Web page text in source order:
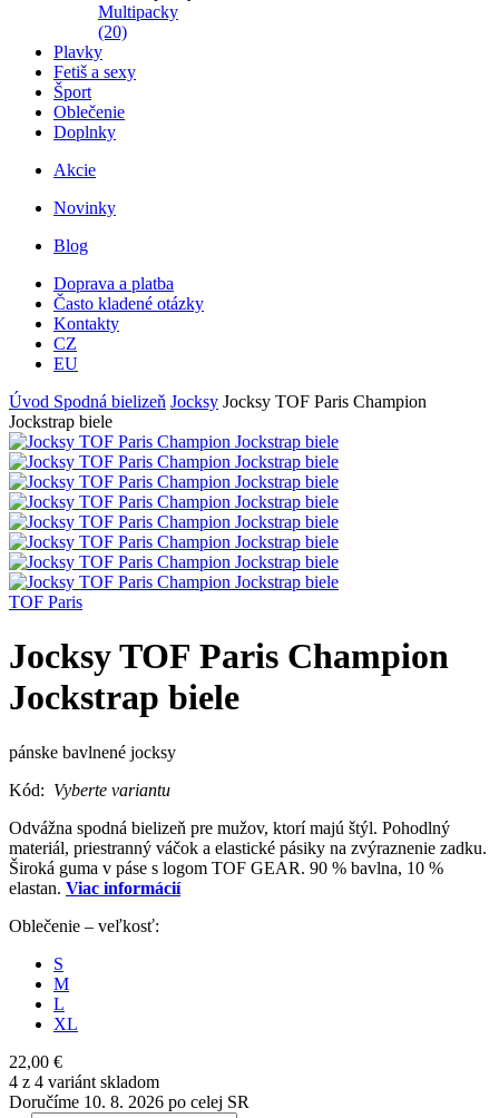
Multipacky
(20)
Plavky
Fetiš a sexy
Šport
Oblečenie
Doplnky
Akcie
Novinky
Blog
Doprava a platba
Často kladené otázky
Kontakty
CZ
EU
Úvod Spodná bielizeň Jocksy Jocksy TOF Paris Champion
Jockstrap biele
TOF Paris
Jocksy TOF Paris Champion
Jockstrap biele
pánske bavlnené jocksy
Kód: Vyberte variantu
Odvážna spodná bielizeň pre mužov, ktorí majú štýl. Pohodlný
materiál, priestranný váčok a elastické pásiky na zvýraznenie zadku.
Široká guma v páse s logom TOF GEAR. 90 % bavlna, 10 %
elastan. Viac informácií
Oblečenie – veľkosť:
S
M
L
XL
22,00 €
4 z 4 variánt skladom
Doručíme 10. 8. 2026 po celej SR